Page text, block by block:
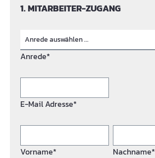
1. MITARBEITER-ZUGANG
Anrede*
E-Mail Adresse*
Vorname* Nachname*